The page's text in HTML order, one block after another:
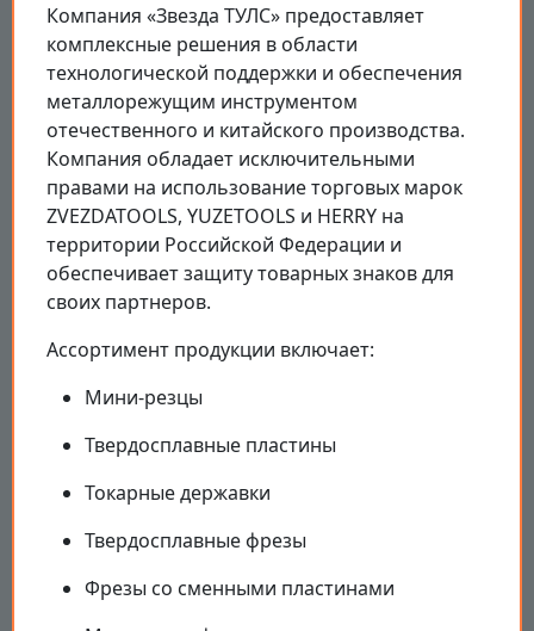
Компания «Звезда ТУЛС» предоставляет
комплексные решения в области
технологической поддержки и обеспечения
металлорежущим инструментом
отечественного и китайского производства.
Компания обладает исключительными
правами на использование торговых марок
ZVEZDATOOLS, YUZETOOLS и HERRY на
территории Российской Федерации и
обеспечивает защиту товарных знаков для
своих партнеров.
Ассортимент продукции включает:
Мини-резцы
Твердосплавные пластины
Токарные державки
Твердосплавные фрезы
Фрезы со сменными пластинами